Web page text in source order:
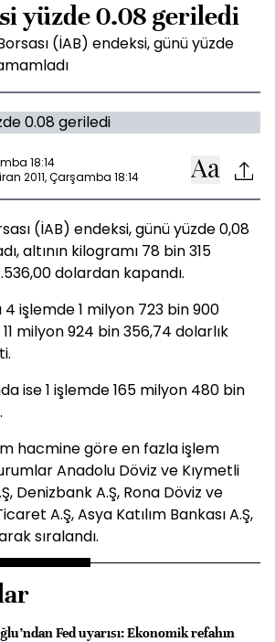
yüzde 0.08 geriledi
(İAB) endeksi, günü yüzde
18:14
2011, Çarşamba 18:14
(İAB) endeksi, günü yüzde 0,08
altının kilogramı 78 bin 315
dolardan kapandı.
4 işlemde 1 milyon 723 bin 900
milyon 924 bin 356,74 dolarlık
ise 1 işlemde 165 milyon 480 bin
hacmine göre en fazla işlem
Anadolu Döviz ve Kıymetli
Denizbank A.Ş, Rona Döviz ve
A.Ş, Asya Katılım Bankası A.Ş,
sıralandı.
Fed uyarısı: Ekonomik refahın